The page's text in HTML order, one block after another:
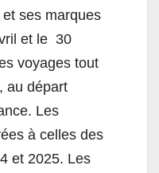
ses marques
et le 30
voyages tout
au départ
Les
à celles des
et 2025. Les